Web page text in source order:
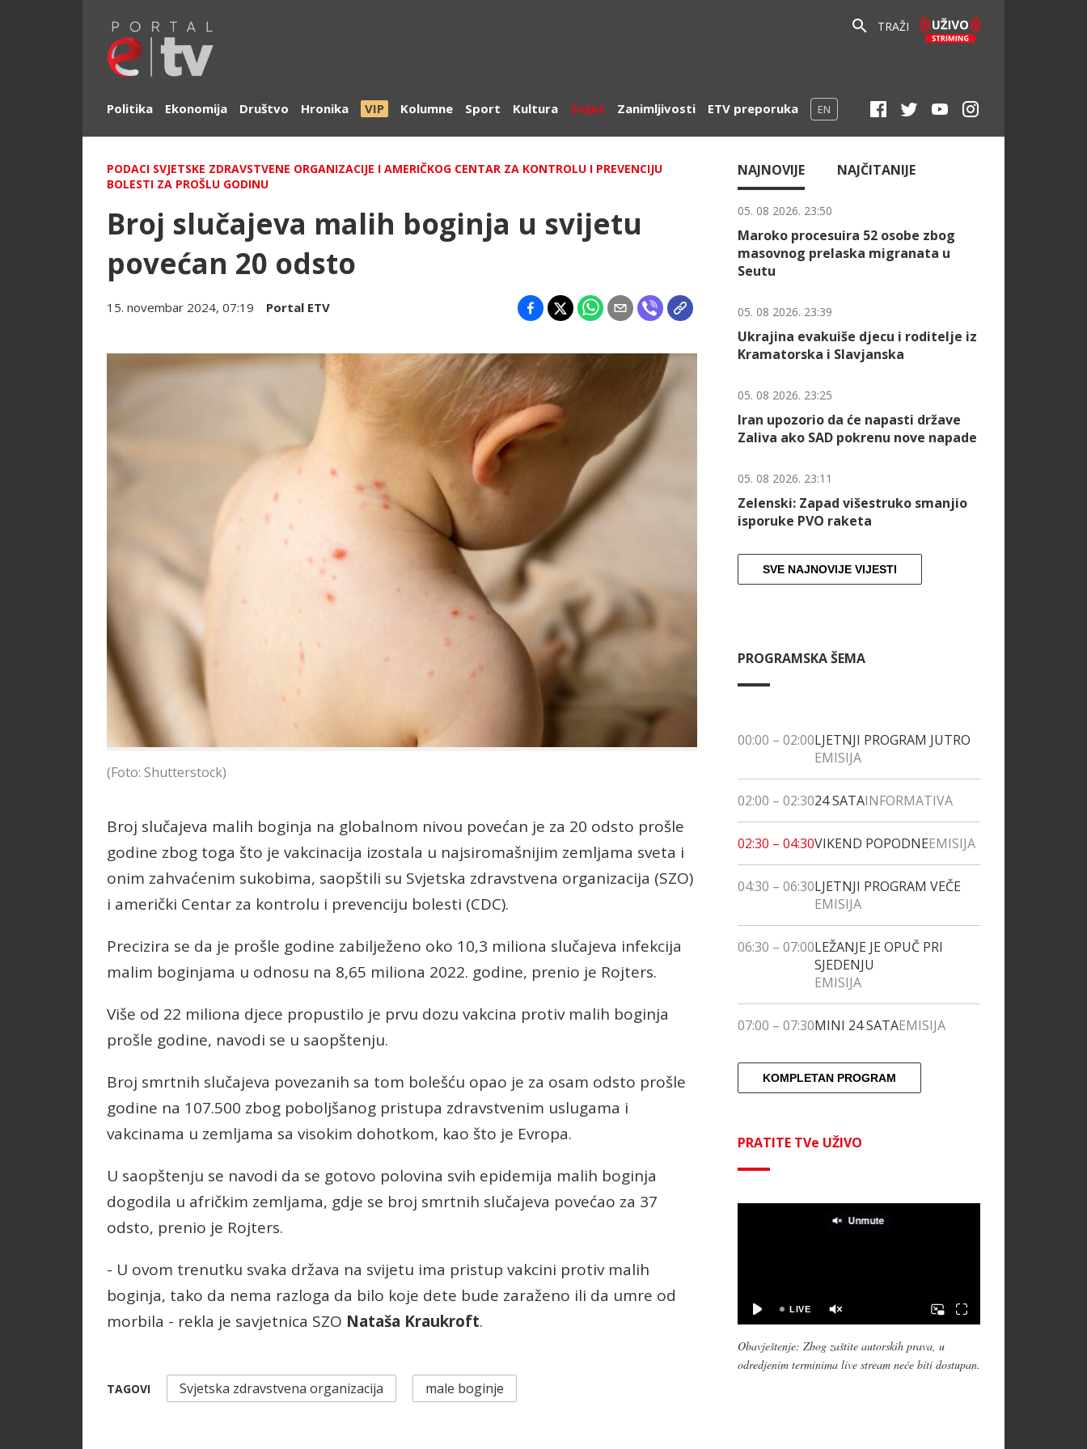
TRAŽI
Politika Ekonomija Društvo Hronika VIP Kolumne Sport Kultura Svijet Zanimljivosti ETV preporuka EN
PODACI SVJETSKE ZDRAVSTVENE ORGANIZACIJE I AMERIČKOG CENTAR ZA KONTROLU I PREVENCIJU
BOLESTI ZA PROŠLU GODINU
Broj slučajeva malih boginja u svijetu
povećan 20 odsto
15. novembar 2024, 07:19 Portal ETV
(Foto: Shutterstock)
Broj slučajeva malih boginja na globalnom nivou povećan je za 20 odsto prošle
godine zbog toga što je vakcinacija izostala u najsiromašnijim zemljama sveta i
onim zahvaćenim sukobima, saopštili su Svjetska zdravstvena organizacija (SZO)
i američki Centar za kontrolu i prevenciju bolesti (CDC).
Precizira se da je prošle godine zabilježeno oko 10,3 miliona slučajeva infekcija
malim boginjama u odnosu na 8,65 miliona 2022. godine, prenio je Rojters.
Više od 22 miliona djece propustilo je prvu dozu vakcina protiv malih boginja
prošle godine, navodi se u saopštenju.
Broj smrtnih slučajeva povezanih sa tom bolešću opao je za osam odsto prošle
godine na 107.500 zbog poboljšanog pristupa zdravstvenim uslugama i
vakcinama u zemljama sa visokim dohotkom, kao što je Evropa.
U saopštenju se navodi da se gotovo polovina svih epidemija malih boginja
dogodila u afričkim zemljama, gdje se broj smrtnih slučajeva povećao za 37
odsto, prenio je Rojters.
- U ovom trenutku svaka država na svijetu ima pristup vakcini protiv malih
boginja, tako da nema razloga da bilo koje dete bude zaraženo ili da umre od
morbila - rekla je savjetnica SZO Nataša Kraukroft.
TAGOVI Svjetska zdravstvena organizacija male boginje
NAJNOVIJE NAJČITANIJE
05. 08 2026. 23:50
Maroko procesuira 52 osobe zbog
masovnog prelaska migranata u
Seutu
05. 08 2026. 23:39
Ukrajina evakuiše djecu i roditelje iz
Kramatorska i Slavjanska
05. 08 2026. 23:25
Iran upozorio da će napasti države
Zaliva ako SAD pokrenu nove napade
05. 08 2026. 23:11
Zelenski: Zapad višestruko smanjio
isporuke PVO raketa
SVE NAJNOVIJE VIJESTI
PROGRAMSKA ŠEMA
00:00 – 02:00LJETNJI PROGRAM JUTRO
EMISIJA
02:00 – 02:3024 SATAINFORMATIVA
02:30 – 04:30VIKEND POPODNEEMISIJA
04:30 – 06:30LJETNJI PROGRAM VEČE
EMISIJA
06:30 – 07:00LEŽANJE JE OPUČ PRI
SJEDENJU
EMISIJA
07:00 – 07:30MINI 24 SATAEMISIJA
KOMPLETAN PROGRAM
PRATITE TVe UŽIVO
Obavještenje: Zbog zaštite autorskih prava, u
odredjenim terminima live stream neće biti dostupan.